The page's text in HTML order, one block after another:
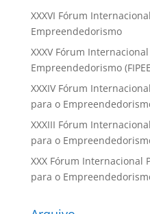
XXXVI Fórum
Empreendedorismo
XXXV Fórum
Empreendedorismo
XXXIV Fórum
para o
XXXIII Fórum
para o
XXX Fórum Internacional
para o